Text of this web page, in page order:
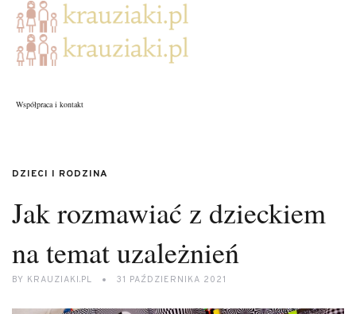
Współpraca i kontakt
DZIECI I RODZINA
Jak rozmawiać z dzieckiem
na temat uzależnień
BY KRAUZIAKI.PL 31 PAŹDZIERNIKA 2021